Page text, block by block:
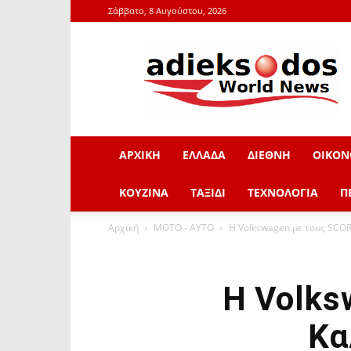
Σάββατο, 8 Αυγούστου, 2026
adieksodos.gr
ΑΡΧΙΚΗ ΕΛΛΑΔΑ ΔΙΕΘΝΗ
ΚΟΥΖΙΝΑ ΤΑΞΙΔΙ ΤΕΧΝΟΛΟΓΙΑ
Αρχική ΜOTO - AYTO H Volkswagen με τους
H